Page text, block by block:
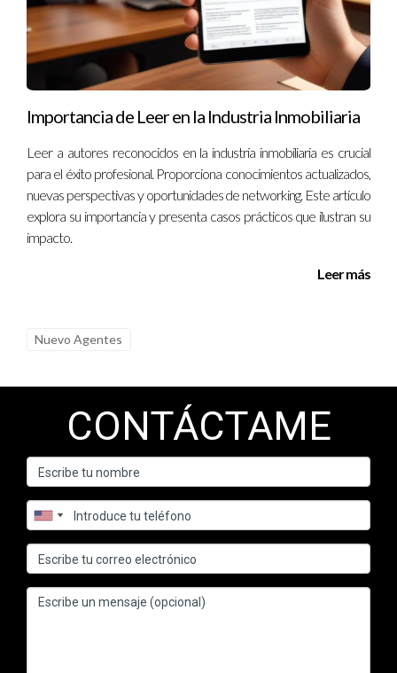
Laura no solo vendió su casa rápidamente sino que también
obtuvo un precio superior al esperado.
Conclusión
Elegir al coach inmobiliario adecuado es una decisión crucial
Importancia de Leer en la Industria Inmobiliaria
Leer a autores reconocidos en la industria inmobiliaria es crucial
para el éxito profesional. Proporciona conocimientos actualizados,
nuevas perspectivas y oportunidades de networking. Este artículo
explora su importancia y presenta casos prácticos que ilustran su
impacto.
Leer más
Nuevo Agentes
CONTÁCTAME